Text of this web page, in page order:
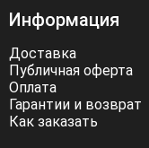
Информация
Доставка
Публичная оферта
Оплата
Гарантии и возврат
Как заказать